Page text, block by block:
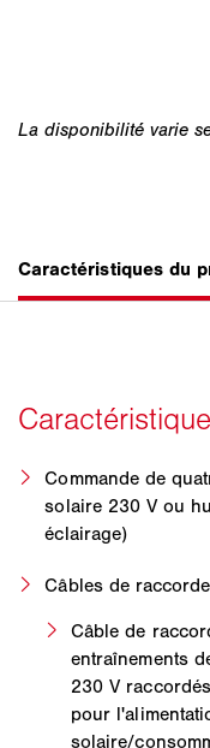
Commande de
solaire 230 V ou
éclairage)
Câbles de
Câble de
entraînements
230 V
pour
solaire/